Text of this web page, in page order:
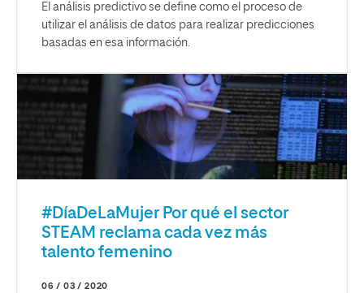
El análisis predictivo se define como el proceso de
utilizar el análisis de datos para realizar predicciones
basadas en esa información.
#DíaDeLaMujer Por qué el sector
STEAM reclama cada vez más
talento femenino
06 / 03 / 2020